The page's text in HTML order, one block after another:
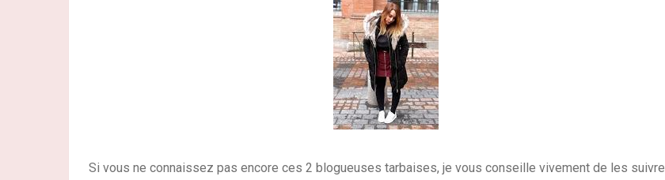
Si vous ne connaissez pas encore ces 2 blogueuses tarbaises, je vous conseille vivement de les suivre